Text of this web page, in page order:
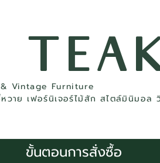
Vintage Furniture
วาย เฟอร์นิเจอร์ไม้สัก สไตล์มินิมอล
ขั้นตอนการสั่งซื้อ